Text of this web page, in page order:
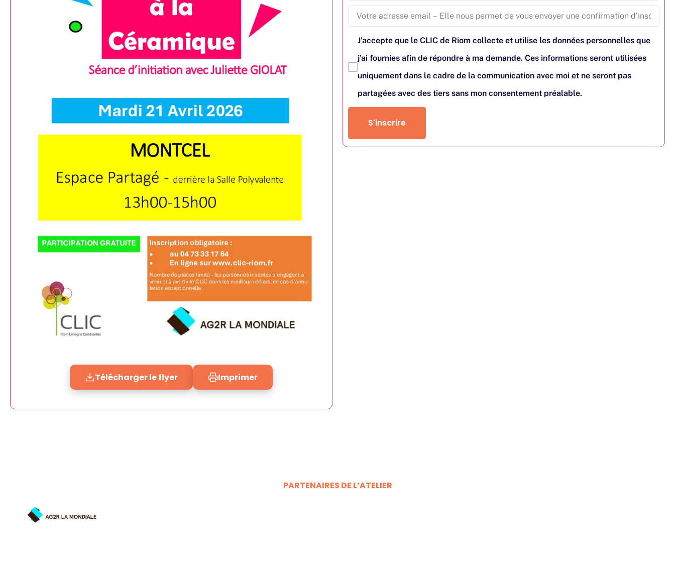
Télécharger le flyer Imprimer
J’accepte que le CLIC de Riom collecte et utilise les données personnelles que
j’ai fournies afin de répondre à ma demande. Ces informations seront utilisées
uniquement dans le cadre de la communication avec moi et ne seront pas
partagées avec des tiers sans mon consentement préalable.
S'inscrire
PARTENAIRES DE L’ATELIER